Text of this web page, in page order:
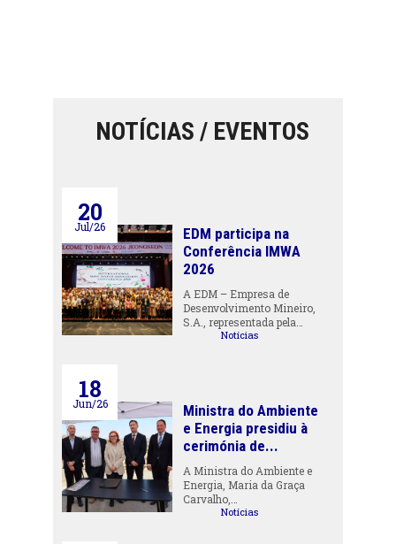
NOTÍCIAS / EVENTOS
20
Jul/26
EDM participa na
Conferência IMWA
2026
A EDM – Empresa de
Desenvolvimento Mineiro,
S.A., representada pela…
Notícias
18
Jun/26
Ministra do Ambiente
e Energia presidiu à
cerimónia de...
A Ministra do Ambiente e
Energia, Maria da Graça
Carvalho,…
Notícias